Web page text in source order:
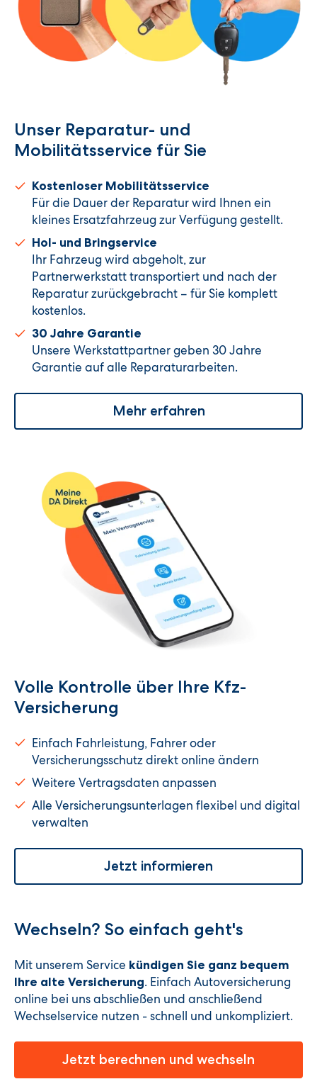
Unser Reparatur- und
Mobilitätsservice für Sie
Kostenloser Mobilitätsservice
Für die Dauer der Reparatur wird Ihnen ein
kleines Ersatzfahrzeug zur Verfügung gestellt.
Hol- und Bringservice
Ihr Fahrzeug wird abgeholt, zur
Partnerwerkstatt transportiert und nach der
Reparatur zurückgebracht – für Sie komplett
kostenlos.
30 Jahre Garantie
Unsere Werkstattpartner geben 30 Jahre
Garantie auf alle Reparaturarbeiten.
Mehr erfahren
Volle Kontrolle über Ihre Kfz-
Versicherung
Einfach Fahrleistung, Fahrer oder
Versicherungsschutz direkt online ändern
Weitere Vertragsdaten anpassen
Alle Versicherungsunterlagen flexibel und digital
verwalten
Jetzt informieren
Wechseln? So einfach geht's
Mit unserem Service kündigen Sie ganz bequem
Ihre alte Versicherung. Einfach Autoversicherung
online bei uns abschließen und anschließend
Wechselservice nutzen - schnell und unkompliziert.
Jetzt berechnen und wechseln